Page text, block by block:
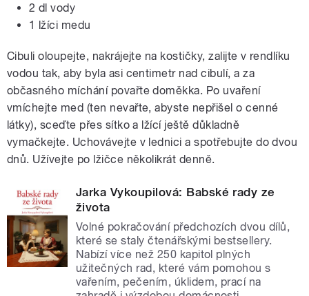
2 dl vody
1 lžíci medu
Cibuli oloupejte, nakrájejte na kostičky, zalijte v rendlíku
vodou tak, aby byla asi centimetr nad cibulí, a za
občasného míchání povařte doměkka. Po uvaření
vmíchejte med (ten nevařte, abyste nepřišel o cenné
látky), sceďte přes sítko a lžící ještě důkladně
vymačkejte. Uchovávejte v lednici a spotřebujte do dvou
dnů. Užívejte po lžičce několikrát denně.
Jarka Vykoupilová: Babské rady ze
života
Volné pokračování předchozích dvou dílů,
které se staly čtenářskými bestsellery.
Nabízí více než 250 kapitol plných
užitečných rad, které vám pomohou s
vařením, pečením, úklidem, prací na